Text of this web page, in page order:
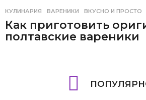
КУЛИНАРИЯ ВАРЕНИКИ ,ВКУСНО И ПРОСТО
Как приготовить
полтавские вареники